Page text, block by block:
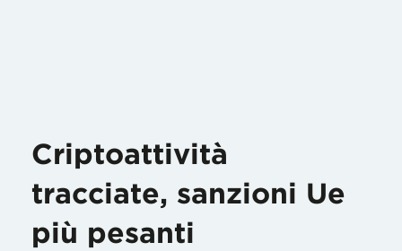
Criptoattività
tracciate, sanzioni Ue
più pesanti